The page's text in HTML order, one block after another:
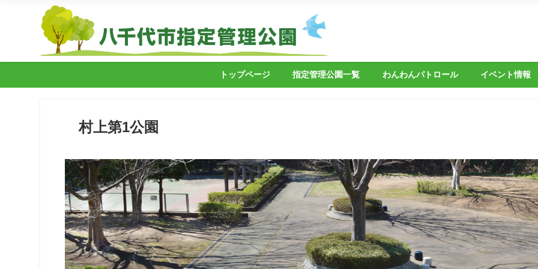
トップページ 指定管理公園一覧 わんわんパトロール イベント情報
村上第1公園